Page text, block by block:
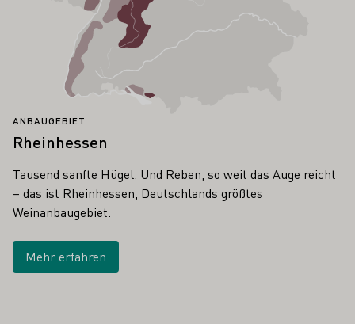
ANBAUGEBIET
Rheinhessen
Tausend sanfte Hügel. Und Reben, so weit das Auge reicht
– das ist Rheinhessen, Deutschlands größtes
Weinanbaugebiet.
Mehr erfahren